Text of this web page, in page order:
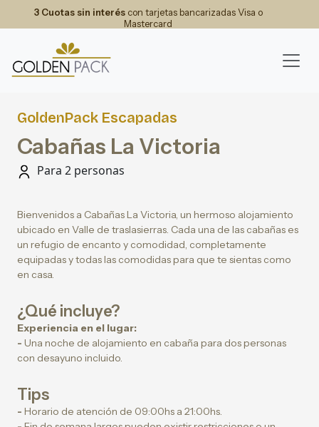
3 Cuotas sin interéscon tarjetas bancarizadas Visa o
Mastercard
GoldenPack Escapadas
Cabañas La Victoria
Para 2 personas
Bienvenidos a Cabañas La Victoria, un hermoso alojamiento
ubicado en Valle de traslasierras. Cada una de las cabañas es
un refugio de encanto y comodidad, completamente
equipadas y todas las comodidas para que te sientas como
en casa.
¿Qué incluye?
Experiencia en el lugar:
- Una noche de alojamiento en cabaña para dos personas
con desayuno incluido.
Tips
- Horario de atención de 09:00hs a 21:00hs.